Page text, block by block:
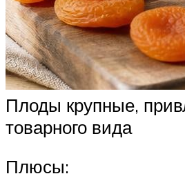
Плоды крупные,
товарного вида
Плюсы: